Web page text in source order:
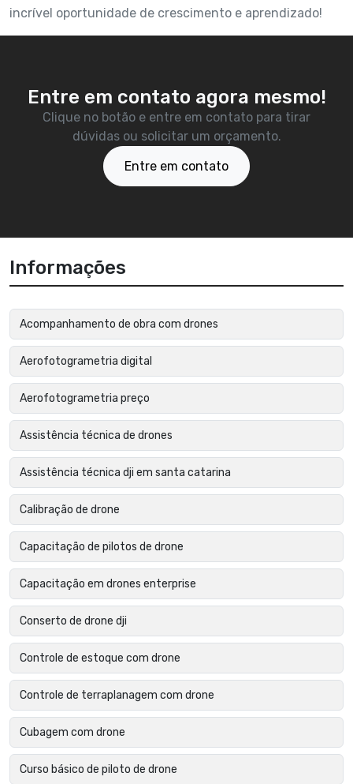
incrível oportunidade de crescimento e aprendizado!
Entre em contato agora mesmo!
Clique no botão e entre em contato para tirar
dúvidas ou solicitar um orçamento.
Entre em contato
Informações
Acompanhamento de obra com drones
Aerofotogrametria digital
Aerofotogrametria preço
Assistência técnica de drones
Assistência técnica dji em santa catarina
Calibração de drone
Capacitação de pilotos de drone
Capacitação em drones enterprise
Conserto de drone dji
Controle de estoque com drone
Controle de terraplanagem com drone
Cubagem com drone
Curso básico de piloto de drone